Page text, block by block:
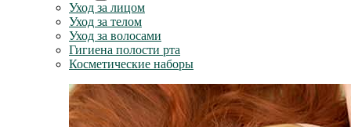
Уход за лицом
Уход за телом
Уход за волосами
Гигиена полости рта
Косметические наборы